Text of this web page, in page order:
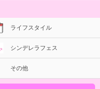
ライフスタイル
シンデレラフェス
その他